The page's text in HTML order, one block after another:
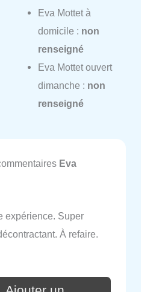
Eva Mottet à
domicile : non
renseigné
Eva Mottet ouvert
dimanche : non
renseigné
Eva
expérience. Super
À refaire.